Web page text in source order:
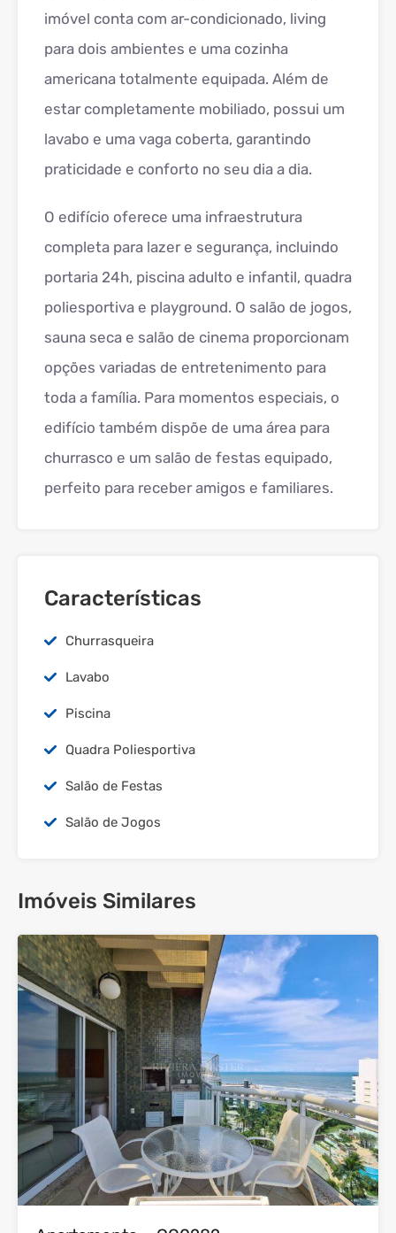
imóvel conta com ar-condicionado, living
para dois ambientes e uma cozinha
americana totalmente equipada. Além de
estar completamente mobiliado, possui um
lavabo e uma vaga coberta, garantindo
praticidade e conforto no seu dia a dia.
O edifício oferece uma infraestrutura
completa para lazer e segurança, incluindo
portaria 24h, piscina adulto e infantil, quadra
poliesportiva e playground. O salão de jogos,
sauna seca e salão de cinema proporcionam
opções variadas de entretenimento para
toda a família. Para momentos especiais, o
edifício também dispõe de uma área para
churrasco e um salão de festas equipado,
perfeito para receber amigos e familiares.
Características
Churrasqueira
Lavabo
Piscina
Quadra Poliesportiva
Salão de Festas
Salão de Jogos
Imóveis Similares
29
Venda